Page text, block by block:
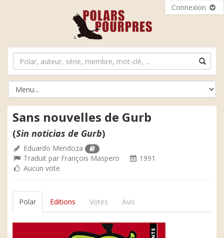
Connexion
Sans nouvelles de Gurb
(Sin noticias de Gurb)
Eduardo Mendoza
Traduit par François Maspero
1991
Aucun vote
Polar Editions Votes Avis